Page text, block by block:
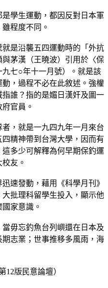
學生運動，都因反對日本軍
程度不同。
是沿襲五四運動時的「外抗
茅漢（王曉波）引用於〈保
七○年十一月號）。就是該
，過程不必在此敘述。強權
誰？指的是媚日漢奸及圖一
官員。
，就是一九四九年一月來台
精神帶到台灣大學，因而有
這多少可解釋為何早期保釣運
友。
速發動，藉用《科學月刊》
批理科留學生投入，顯示他
家意識。
毋忘釣魚台列嶼還在日本及
志業；世事推移多風雨，海
12版民意論壇）